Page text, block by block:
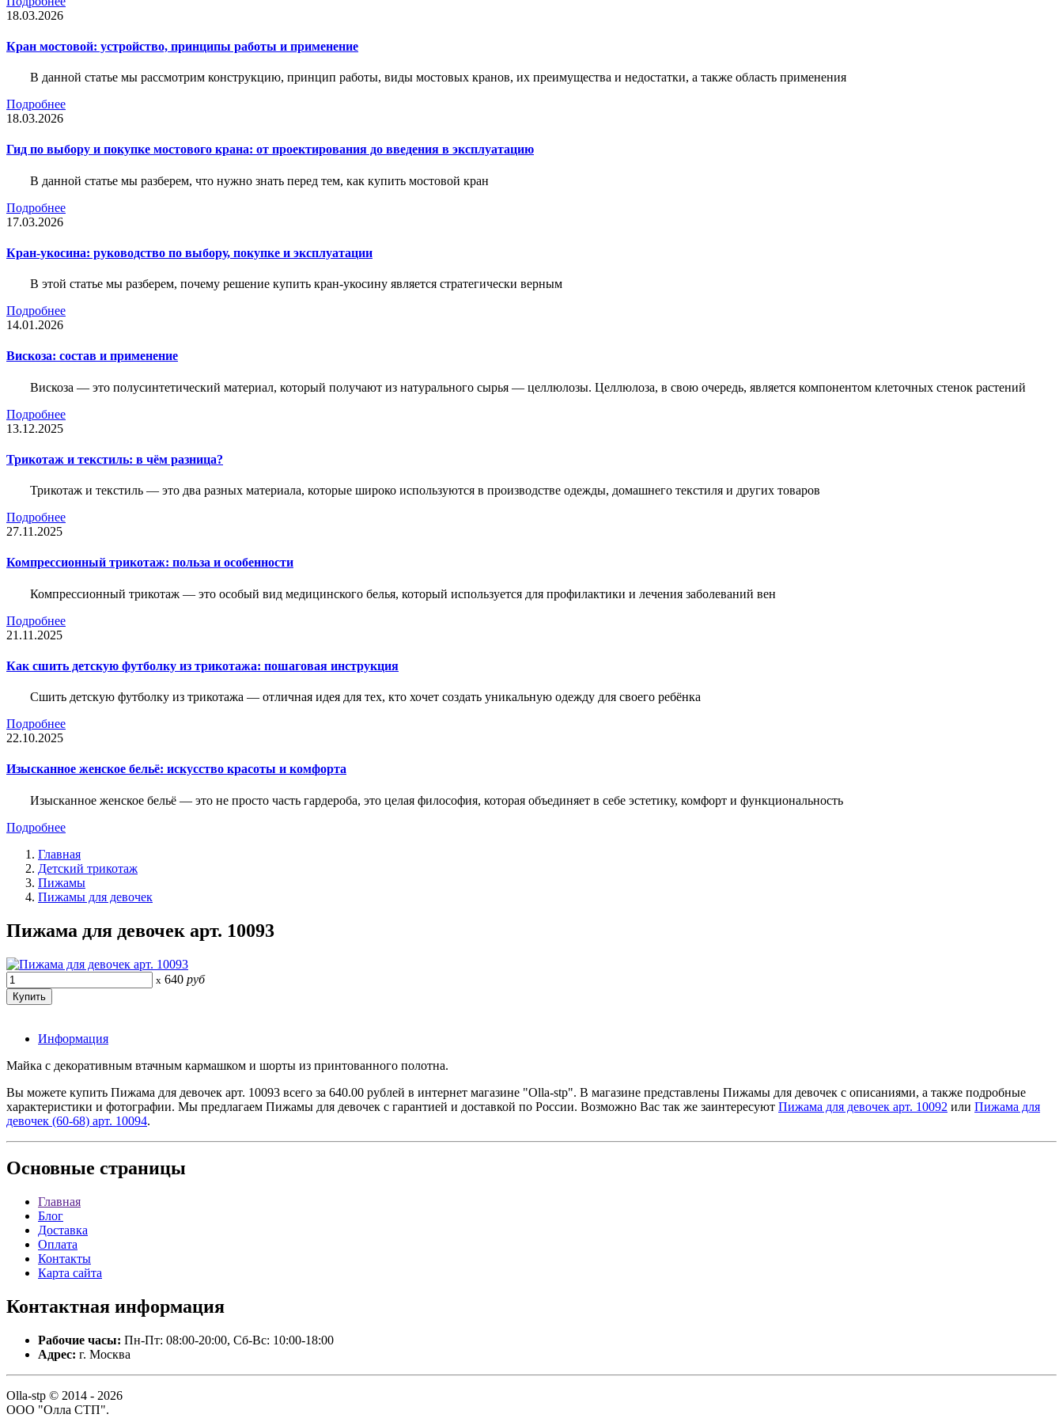
18.03.2026
Кран мостовой: устройство, принципы работы и применение
В данной статье мы рассмотрим конструкцию, принцип работы, виды мостовых кранов, их преимущества и недостатки, а также область применения
Подробнее
18.03.2026
Гид по выбору и покупке мостового крана: от проектирования до введения в эксплуатацию
В данной статье мы разберем, что нужно знать перед тем, как купить мостовой кран
Подробнее
17.03.2026
Кран-укосина: руководство по выбору, покупке и эксплуатации
В этой статье мы разберем, почему решение купить кран-укосину является стратегически верным
Подробнее
14.01.2026
Вискоза: состав и применение
Вискоза — это полусинтетический материал, который получают из натурального сырья — целлюлозы. Целлюлоза, в свою очередь, является компонентом клеточных стенок растений
Подробнее
13.12.2025
Трикотаж и текстиль: в чём разница?
Трикотаж и текстиль — это два разных материала, которые широко используются в производстве одежды, домашнего текстиля и других товаров
Подробнее
27.11.2025
Компрессионный трикотаж: польза и особенности
Компрессионный трикотаж — это особый вид медицинского белья, который используется для профилактики и лечения заболеваний вен
Подробнее
21.11.2025
Как сшить детскую футболку из трикотажа: пошаговая инструкция
Сшить детскую футболку из трикотажа — отличная идея для тех, кто хочет создать уникальную одежду для своего ребёнка
Подробнее
22.10.2025
Изысканное женское бельё: искусство красоты и комфорта
Изысканное женское бельё — это не просто часть гардероба, это целая философия, которая объединяет в себе эстетику, комфорт и функциональность
Подробнее
Главная
Детский трикотаж
Пижамы
Пижамы для девочек
Пижама для девочек арт. 10093
x 640 руб
Информация
Майка с декоративным втачным кармашком и шорты из принтованного полотна.
Вы можете купить Пижама для девочек арт. 10093 всего за 640.00 рублей в интернет магазине "Olla-stp". В магазине представлены Пижамы для девочек с описаниями, а также подробные
характеристики и фотографии. Мы предлагаем Пижамы для девочек с гарантией и доставкой по России. Возможно Вас так же заинтересуют Пижама для девочек арт. 10092 или Пижама для
девочек (60-68) арт. 10094.
Основные страницы
Главная
Блог
Доставка
Оплата
Контакты
Карта сайта
Контактная информация
Рабочие часы: Пн-Пт: 08:00-20:00, Сб-Вс: 10:00-18:00
Адрес: г. Москва
Olla-stp © 2014 - 2026
ООО "Олла СТП".